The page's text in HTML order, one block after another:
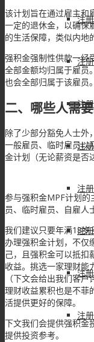
注
注
注
注
注
注
注
注
该计划旨在通过雇主和
一定的退休金，以确保
的生活保障，类似内地
强积金强制性供款一经
全部金额均归属于雇员
也会全部归属于该雇员。
二、哪些人需
除了少部分豁免人士外
一般雇员、临时雇员以
金计划（无论薪资是否
参与强积金MPF计划的
员、临时雇员、自雇人
我们建议只要年满18
办理强积金计划，不仅
己，且强积金可以抵扣
收益。挑选一家理财能
（下文会给出我们客
理财收益累积也是不菲
活提供更好的保障。
下文我们会提供强积金
提供投资参考。